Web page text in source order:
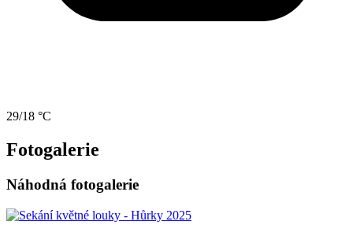
29/18 °C
Fotogalerie
Náhodná fotogalerie